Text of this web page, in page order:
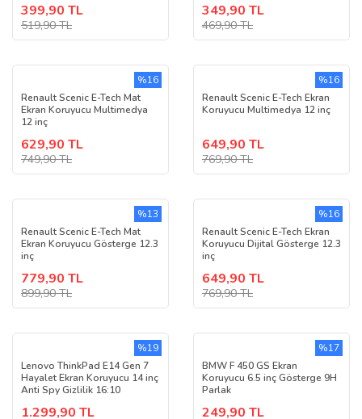
Koruma, 9H Kırılmaz Esnek
Nano Cam
399,90 TL
519,90 TL
349,90 TL
469,90 TL
Renault Scenic E-Tech Mat
Ekran Koruyucu Multimedya
12 inç
629,90 TL
749,90 TL
%16
Renault Scenic E-Tech Ekran
Koruyucu Multimedya 12 inç
649,90 TL
769,90 TL
%16
Renault Scenic E-Tech Mat
Ekran Koruyucu Gösterge 12.3
inç
779,90 TL
899,90 TL
%13
Renault Scenic E-Tech Ekran
Koruyucu Dijital Gösterge 12.3
inç
649,90 TL
769,90 TL
%16
Lenovo ThinkPad E14 Gen 7
Hayalet Ekran Koruyucu 14 inç
Anti Spy Gizlilik 16:10
1.299,90 TL
%19
BMW F 450 GS Ekran
Koruyucu 6.5 inç Gösterge 9H
Parlak
249,90 TL
%17